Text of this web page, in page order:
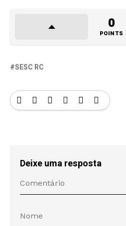
0
POINTS
SESC RC
Deixe uma resposta